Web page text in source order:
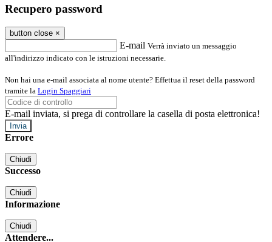
Recupero password
button close ×
E-mail Verrà inviato un messaggio
all'indirizzo indicato con le istruzioni necessarie.
Non hai una e-mail associata al nome utente? Effettua il reset della password
tramite la Login Spaggiari
E-mail inviata, si prega di controllare la casella di posta elettronica!
Errore
Chiudi
Successo
Chiudi
Informazione
Chiudi
Attendere...